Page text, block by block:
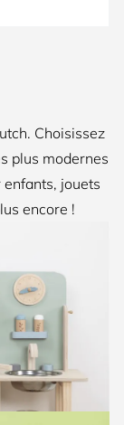
P
V
F
Choisissez
plus modernes
jouets
encore !